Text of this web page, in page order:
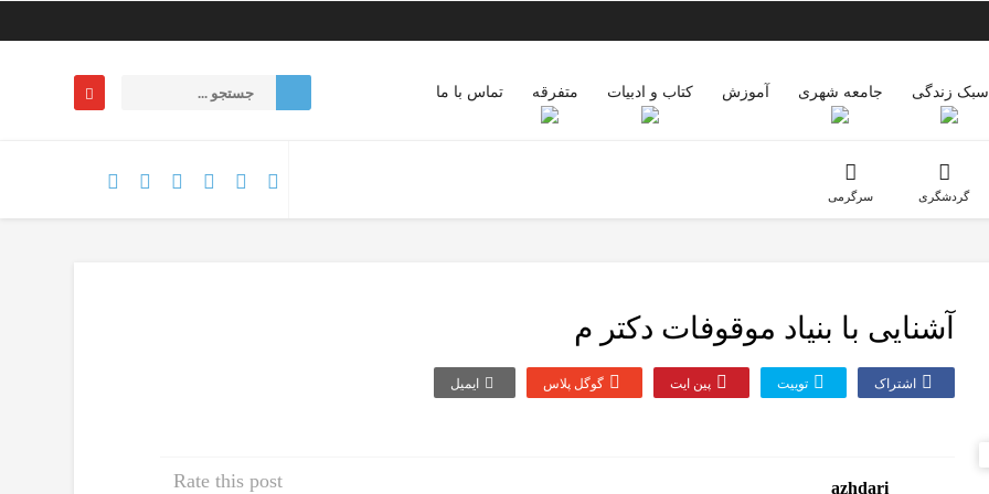
سبک زندگی جامعه شهری آموزش کتاب و ادبیات متفرقه تماس با ما
گردشگری سرگرمی
آشنایی با بنیاد موقوفات دکتر م
اشتراک توییت پین ایت گوگل‌ پلاس ایمیل
azhdari
Rate this post